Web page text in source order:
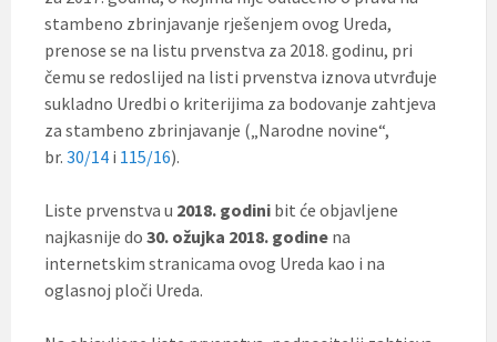
stambeno zbrinjavanje rješenjem ovog Ureda,
prenose se na listu prvenstva za 2018. godinu, pri
čemu se redoslijed na listi prvenstva iznova utvrđuje
sukladno Uredbi o kriterijima za bodovanje zahtjeva
za stambeno zbrinjavanje („Narodne novine“,
br. 30/14 i 115/16).
Liste prvenstva u 2018. godini bit će objavljene
najkasnije do 30. ožujka 2018. godine na
internetskim stranicama ovog Ureda kao i na
oglasnoj ploči Ureda.